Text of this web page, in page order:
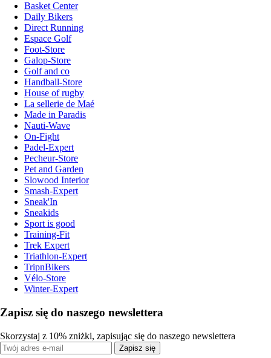
Basket Center
Daily Bikers
Direct Running
Espace Golf
Foot-Store
Galop-Store
Golf and co
Handball-Store
House of rugby
La sellerie de Maé
Made in Paradis
Nauti-Wave
On-Fight
Padel-Expert
Pecheur-Store
Pet and Garden
Slowood Interior
Smash-Expert
Sneak'In
Sneakids
Sport is good
Training-Fit
Trek Expert
Triathlon-Expert
TripnBikers
Vélo-Store
Winter-Expert
Zapisz się do naszego newslettera
Skorzystaj z 10% zniżki, zapisując się do naszego newslettera
Zapisz się